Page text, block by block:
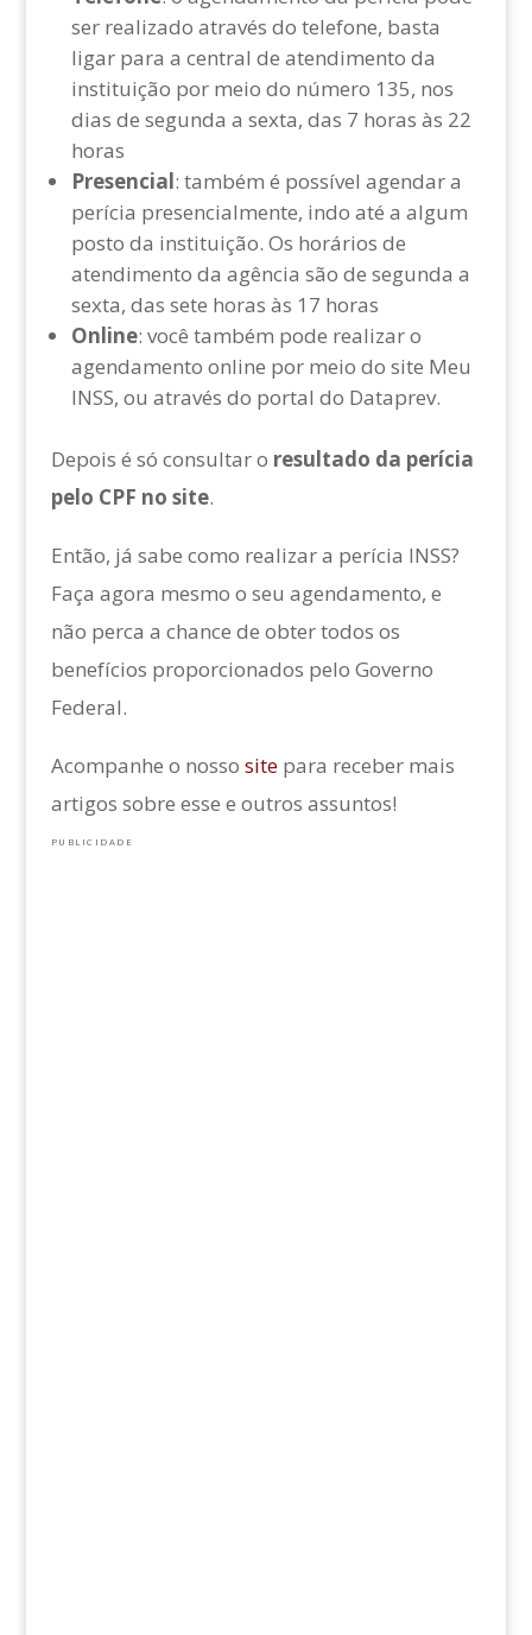
ser realizado através do telefone, basta
ligar para a central de atendimento da
instituição por meio do número 135, nos
dias de segunda a sexta, das 7 horas às 22
horas
Presencial: também é possível agendar a
perícia presencialmente, indo até a algum
posto da instituição. Os horários de
atendimento da agência são de segunda a
sexta, das sete horas às 17 horas
Online: você também pode realizar o
agendamento online por meio do site Meu
INSS, ou através do portal do Dataprev.
Depois é só consultar o resultado da perícia
pelo CPF no site.
Então, já sabe como realizar a perícia INSS?
Faça agora mesmo o seu agendamento, e
não perca a chance de obter todos os
benefícios proporcionados pelo Governo
Federal.
Acompanhe o nosso sitepara receber mais
artigos sobre esse e outros assuntos!
PUBLICIDADE